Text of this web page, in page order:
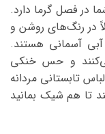
در فصل گرما دارد.
در رنگ‌های روشن و
آسمانی هستند.
و حس خنکی
تابستانی مردانه
تا هم شیک بمانید